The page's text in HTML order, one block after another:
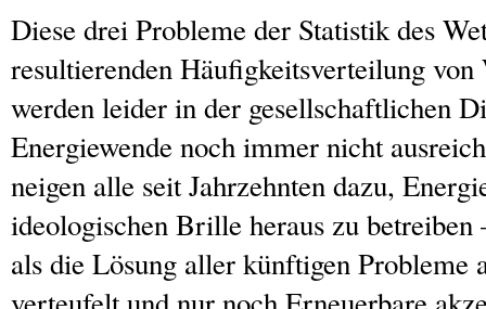
Diese drei Probleme der Statistik des
resultierenden Häufigkeitsverteilung
werden leider in der gesellschaftlichen
Energiewende noch immer nicht
neigen alle seit Jahrzehnten dazu,
ideologischen Brille heraus zu
als die Lösung aller künftigen Probleme